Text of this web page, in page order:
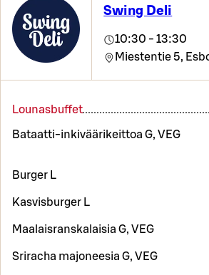
Swing Deli
10:30 - 13:30
Miestentie 5,
Lounasbuffet
Bataatti-inkiväärikeittoa G, VEG
Burger L
Kasvisburger L
Maalaisranskalaisia G, VEG
Sriracha majoneesia G, VEG